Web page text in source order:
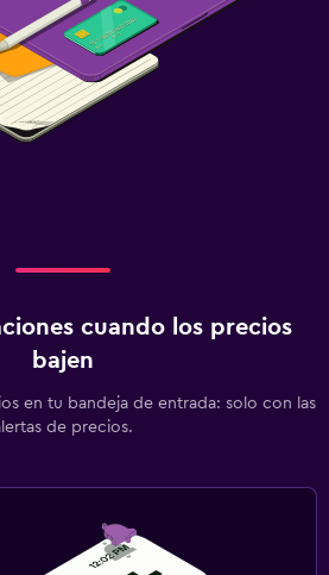
cuando los precios
bajen
en tu bandeja de entrada: solo con las
de precios.